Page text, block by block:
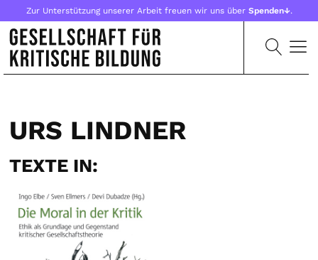
Zur Unterstützung unserer Arbeit freuen wir uns über Spenden↓.
URS LINDNER
TEXTE IN: